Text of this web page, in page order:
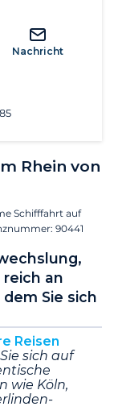
Rhein von
Schifffahrt auf
90441
an
Sie sich
Reisen
sich auf
wie Köln,
Nachricht